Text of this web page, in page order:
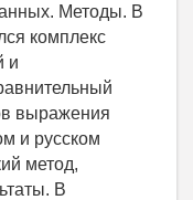
Методы. В
комплекс
и
выражения
и русском
метод,
В